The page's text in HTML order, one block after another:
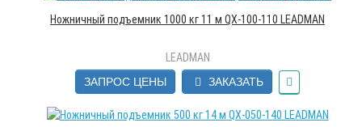
Ножничный подъемник 1000 кг 11 м QX-100-110 LEADMAN
LEADMAN
ЗАПРОС ЦЕНЫ
ЗАКАЗАТЬ